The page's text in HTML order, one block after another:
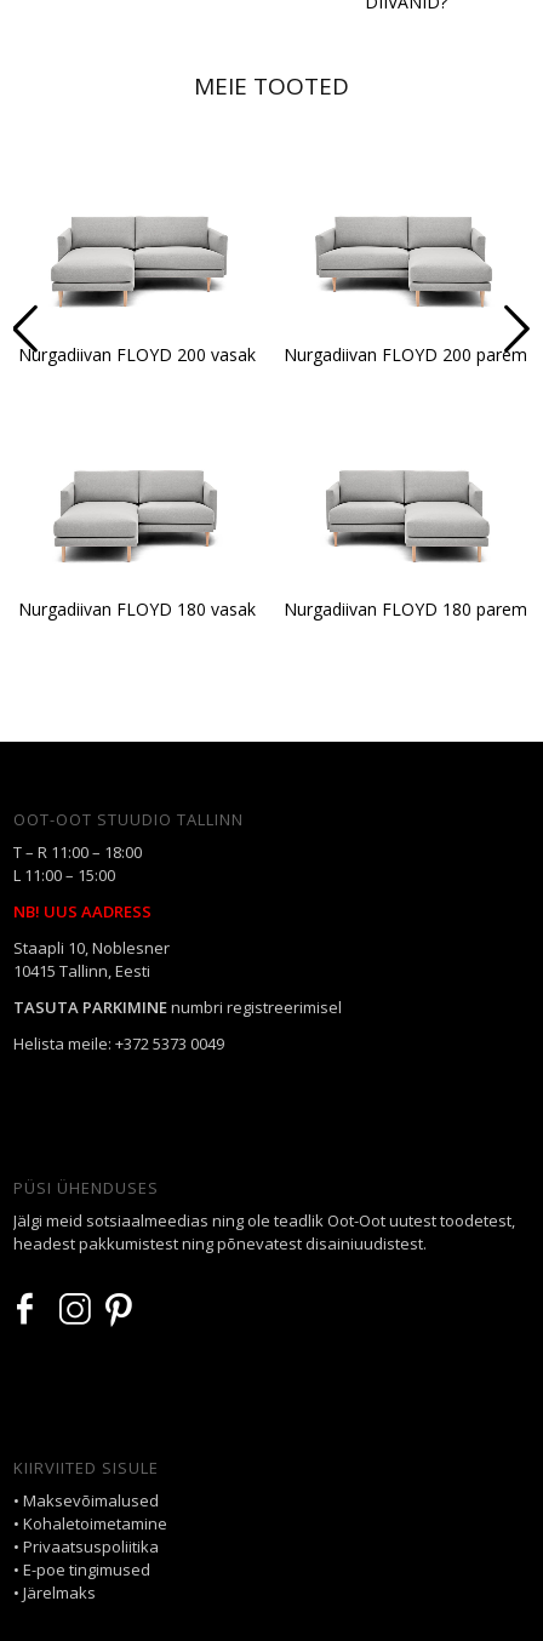
MEIE TOOTED
Nurgadiivan FLOYD 200 vasak Nurgadiivan FLOYD 200 parem
Nurgadiivan FLOYD 180 vasak Nurgadiivan FLOYD 180 parem
Next
OOT-OOT STUUDIO TALLINN
T – R 11:00 – 18:00
L 11:00 – 15:00
NB! UUS AADRESS
Staapli 10, Noblesner
10415 Tallinn, Eesti
TASUTA PARKIMINEnumbri registreerimisel
Helista meile: +372 5373 0049
PÜSI ÜHENDUSES
Jälgi meid sotsiaalmeedias ning ole teadlik Oot-Oot uutest toodetest,
headest pakkumistest ning põnevatest disainiuudistest.
KIIRVIITED SISULE
•Maksevõimalused
•Kohaletoimetamine
•Privaatsuspoliitika
•E-poe tingimused
•Järelmaks